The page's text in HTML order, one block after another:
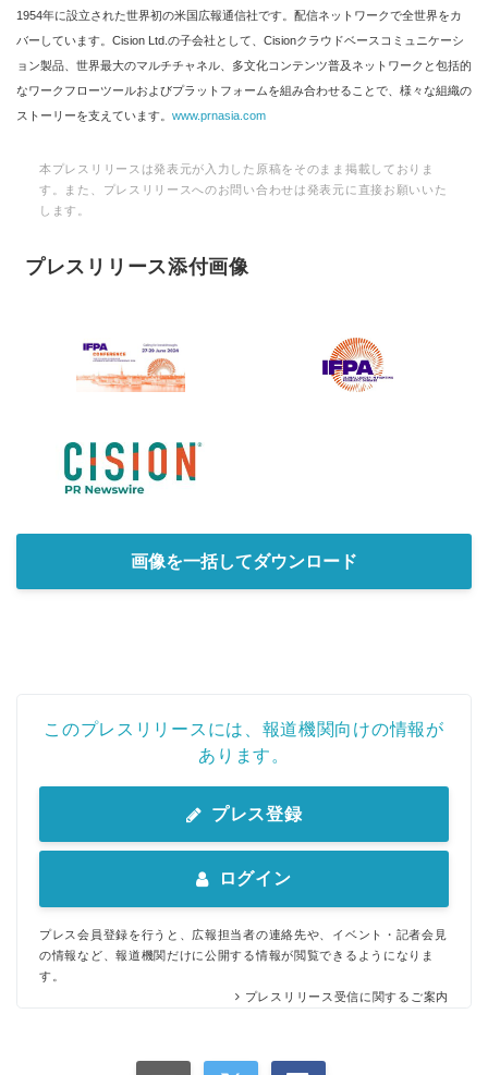
1954年に設立された世界初の米国広報通信社です。配信ネットワークで全世界をカ
バーしています。Cision Ltd.の子会社として、Cisionクラウドベースコミュニケーシ
ョン製品、世界最大のマルチチャネル、多文化コンテンツ普及ネットワークと包括的
なワークフローツールおよびプラットフォームを組み合わせることで、様々な組織の
ストーリーを支えています。 www.prnasia.com
本プレスリリースは発表元が入力した原稿をそのまま掲載しておりま
す。また、プレスリリースへのお問い合わせは発表元に直接お願いいた
します。
プレスリリース添付画像
画像を一括してダウンロード
このプレスリリースには、報道機関向けの情報が
あります。
プレス登録
ログイン
プレス会員登録を行うと、広報担当者の連絡先や、イベント・記者会見
の情報など、報道機関だけに公開する情報が閲覧できるようになりま
す。
プレスリリース受信に関するご案内